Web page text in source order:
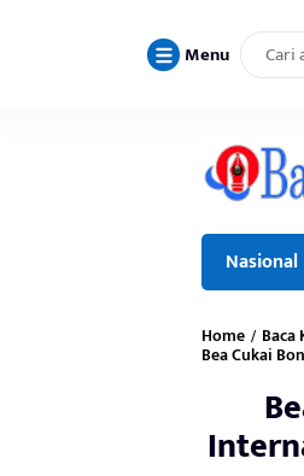
Menu
Nasional
Home /
Bea Cukai